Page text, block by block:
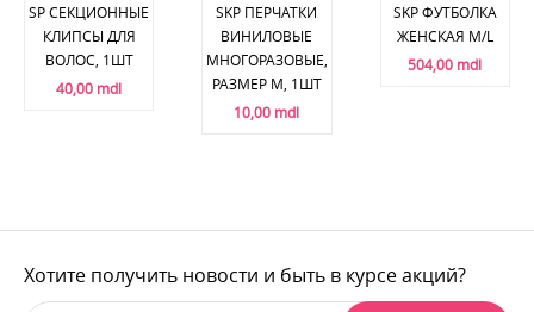
SP СЕКЦИОННЫЕ
КЛИПСЫ ДЛЯ
ВОЛОС, 1ШТ
40,00 mdl
SKP ПЕРЧАТКИ
ВИНИЛОВЫЕ
МНОГОРАЗОВЫЕ,
РАЗМЕР M, 1ШТ
10,00 mdl
SKP ФУТБОЛКА
ЖЕНСКАЯ M/L
504,00 mdl
Хотите получить новости и быть в курсе акций?